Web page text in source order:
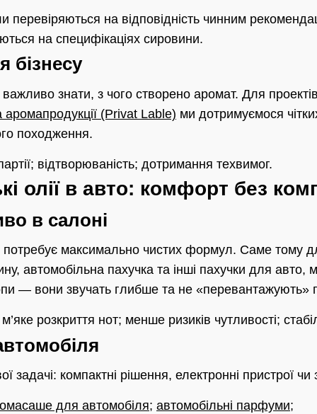
на відповідність чинним
на специфікаціях сировини.
бізнесу
знати, з чого створено аромат. Для
(Privat Lable) ми дотримуємося
походження.
відтворюваність; дотримання техвимог.
олії в авто: комфорт без
в салоні
потребує максимально чистих формул. Саме тому
автомобільна пахучка та інші пахучки для авто,
— вони звучать глибше та не «перевантажують»
розкриття нот; менше ризиків чутливості;
задачі: компактні рішення, електронні пристрої чи
для автомобіля; автомобільні парфуми;